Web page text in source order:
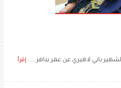
​بابي لاهيري​ عن عمر يناهز ..... إقرأ